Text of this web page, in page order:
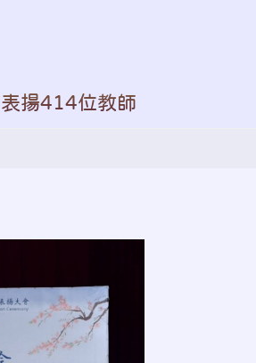
揚414位教師